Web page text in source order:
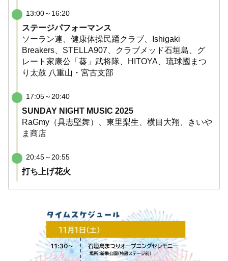
13:00～16:20
ステージパフォーマンス
ソーラン連、健康体操民踊クラブ、Ishigaki
Breakers、STELLA907、クラブメッド石垣島、グ
レート家康公「葵」武将隊、HITOYA、琉球國まつ
り太鼓 八重山・宮古支部
17:05～20:40
SUNDAY NIGHT MUSIC 2025
RaGmy（具志堅舞）、東里梨生、横目大翔、きいや
ま商店
20:45～20:55
打ち上げ花火